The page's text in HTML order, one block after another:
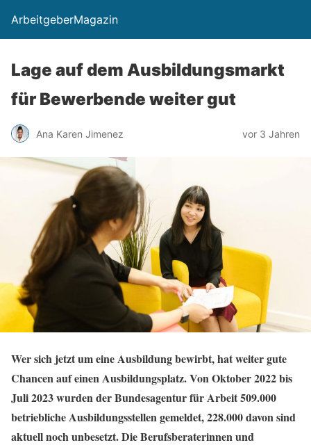
ArbeitgeberMagazin
Lage auf dem Ausbildungsmarkt
für Bewerbende weiter gut
Ana Karen Jimenez vor 3 Jahren
Wer sich jetzt um eine Ausbildung bewirbt, hat weiter gute
Chancen auf einen Ausbildungsplatz. Von Oktober 2022 bis
Juli 2023 wurden der Bundesagentur für Arbeit 509.000
betriebliche Ausbildungsstellen gemeldet, 228.000 davon sind
aktuell noch unbesetzt. Die Berufsberaterinnen und